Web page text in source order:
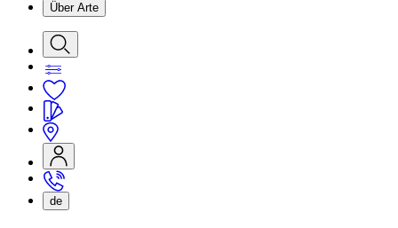
Über Arte
de